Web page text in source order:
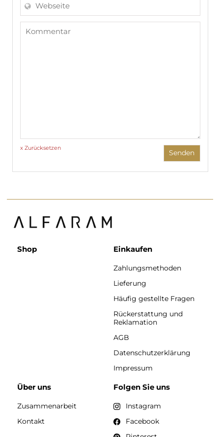
x Zurücksetzen
Senden
Shop Einkaufen
Zahlungsmethoden
Lieferung
Häufig gestellte Fragen
Rückerstattung und
Reklamation
AGB
Datenschutzerklärung
Impressum
Über uns
Zusammenarbeit
Kontakt
Folgen Sie uns
Instagram
Facebook